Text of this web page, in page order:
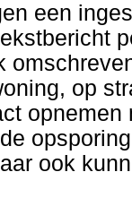
een
op
ook